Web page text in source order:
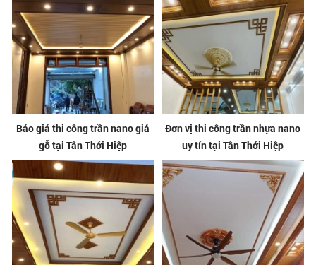
Báo giá thi công trần nano giả
gỗ tại Tân Thới Hiệp
Đơn vị thi công trần nhựa nano
uy tín tại Tân Thới Hiệp